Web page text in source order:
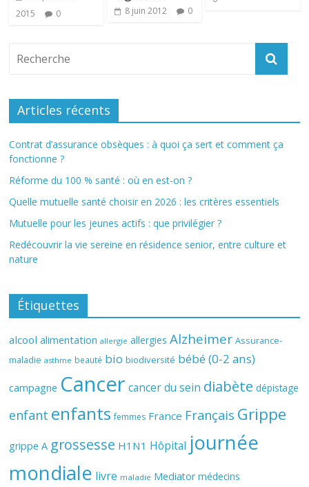
2015
0 8 juin 2012 0
Articles récents
Contrat d’assurance obsèques : à quoi ça sert et comment ça
fonctionne ?
Réforme du 100 % santé : où en est-on ?
Quelle mutuelle santé choisir en 2026 : les critères essentiels
Mutuelle pour les jeunes actifs : que privilégier ?
Redécouvrir la vie sereine en résidence senior, entre culture et
nature
Étiquettes
alcool alimentation allergie allergies Alzheimer Assurance-
maladie asthme beauté bio biodiversité bébé (0-2 ans)
campagne Cancer cancer du sein diabète dépistage
enfant enfants femmes France Français Grippe
grippe A grossesse H1N1 Hôpital journée
mondiale livre maladie Mediator médecins